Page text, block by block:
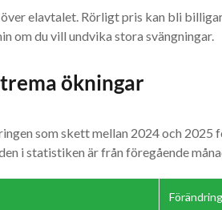
elavtalet. Rörligt pris kan bli
om du vill undvika stora svängningar.
ökningar
som skett mellan 2024 och 2025
i statistiken är från föregående